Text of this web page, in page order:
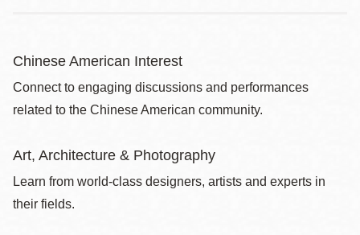
Chinese American Interest
Connect to engaging discussions and performances
related to the Chinese American community.
Art, Architecture & Photography
Learn from world-class designers, artists and experts in
their fields.